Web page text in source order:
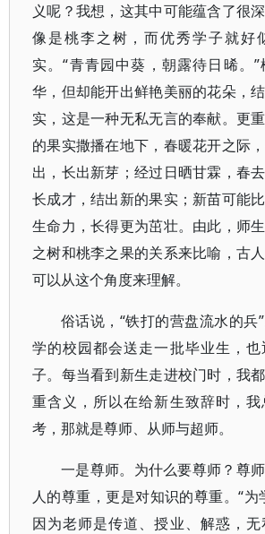
义呢？我想，这其中可能蕴含了很
像是桃李之树，而优秀学子就好
实。“青青园中葵，朝露待日晞。
华，但却能开出鲜艳美丽的花朵，
实，这是一种无私无言的奉献。更
的果实撒播在地下，春暖花开之际
出，长出新芽；经过日晒甘霖，春
长成才，结出新的果实；新苗可能
生命力，长得更为茁壮。由此，师
之树和桃李之果的关系来比喻，古
可以从这个角度来理解。
俗话说，“铁打的营盘流水的兵
学的校园都会送走一批毕业生，
子。每当看到新生走进校门时，我
重含义，所以在给新生致辞时，
考，那就是尊师、从师与超师。
一是尊师。为什么要尊师？尊
人的尊重，更是对知识的尊重。“为
因为老师是传道、授业、解惑，